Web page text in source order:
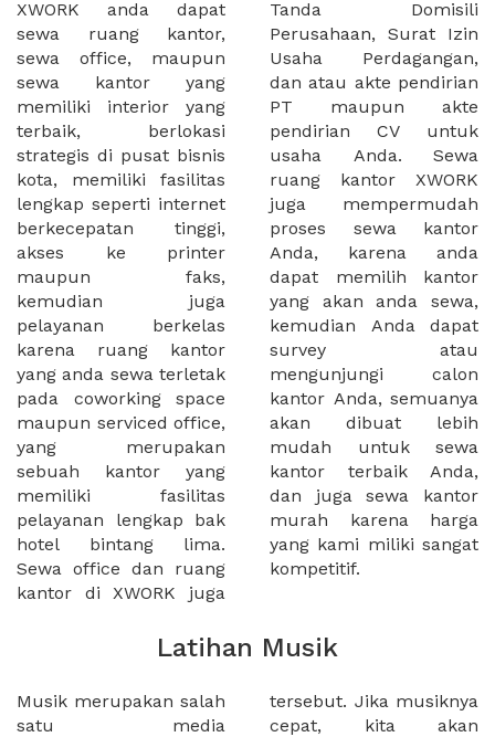
XWORK anda dapat
sewa ruang kantor,
sewa office, maupun
sewa kantor yang
memiliki interior yang
terbaik, berlokasi
strategis di pusat bisnis
kota, memiliki fasilitas
lengkap seperti internet
berkecepatan tinggi,
akses ke printer
maupun faks,
kemudian juga
pelayanan berkelas
karena ruang kantor
yang anda sewa terletak
pada coworking space
maupun serviced office,
yang merupakan
sebuah kantor yang
memiliki fasilitas
pelayanan lengkap bak
hotel bintang lima.
Sewa office dan ruang
kantor di XWORK juga
Tanda Domisili
Perusahaan, Surat Izin
Usaha Perdagangan,
dan atau akte pendirian
PT maupun akte
pendirian CV untuk
usaha Anda. Sewa
ruang kantor XWORK
juga mempermudah
proses sewa kantor
Anda, karena anda
dapat memilih kantor
yang akan anda sewa,
kemudian Anda dapat
survey atau
mengunjungi calon
kantor Anda, semuanya
akan dibuat lebih
mudah untuk sewa
kantor terbaik Anda,
dan juga sewa kantor
murah karena harga
yang kami miliki sangat
kompetitif.
Latihan Musik
Musik merupakan salah
satu media
tersebut. Jika musiknya
cepat, kita akan